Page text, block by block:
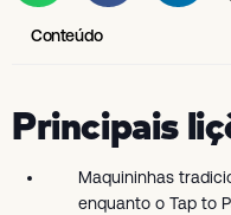
Conteúdo
Principais
Maquininhas
enquanto o Tap to